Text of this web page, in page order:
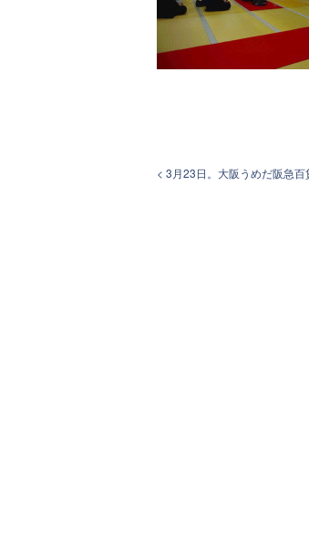
< 3月23日。大阪うめだ阪急百